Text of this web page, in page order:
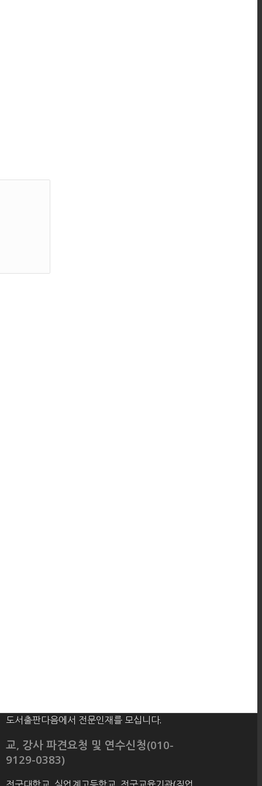
도서출판다음에서 전문인재를 모십니다.
교, 강사 파견요청 및 연수신청(010-
9129-0383)